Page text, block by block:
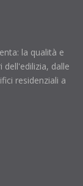
la qualità e
dalle
residenziali a